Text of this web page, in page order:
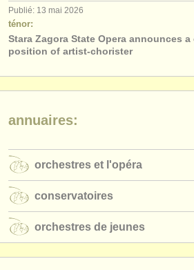
find out about our
ATSfaq
Publié: 13 mai 2026
ténor:
Stara Zagora State Opera announces
position of artist-chorister
annuaires:
orchestres et l'opéra
conservatoires
orchestres de jeunes